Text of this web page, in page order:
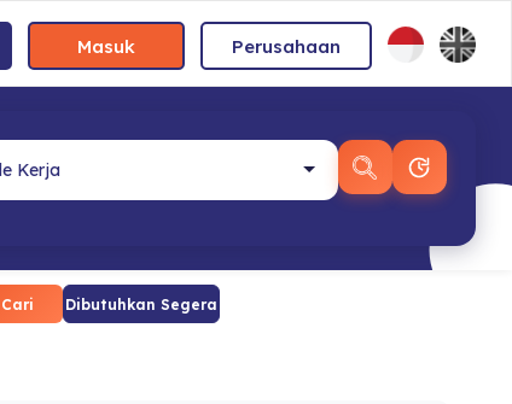
Masuk Perusahaan
Cari Dibutuhkan Segera